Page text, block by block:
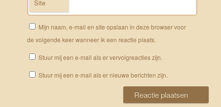
Site
Mijn naam, e-mail en site opslaan in deze browser voor
de volgende keer wanneer ik een reactie plaats.
Stuur mij een e-mail als er vervolgreacties zijn.
Stuur mij een e-mail als er nieuwe berichten zijn.